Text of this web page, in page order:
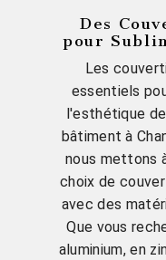
Des
pour
Les
essentiels
l'esthétique
bâtiment à
nous mettons
choix de
avec des
Que vous
aluminium, en